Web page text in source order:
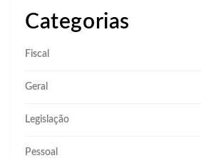
Categorias
Fiscal
Geral
Legislação
Pessoal